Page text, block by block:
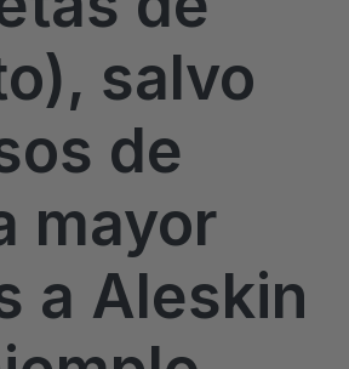
salvo
de
mayor
a Aleskin